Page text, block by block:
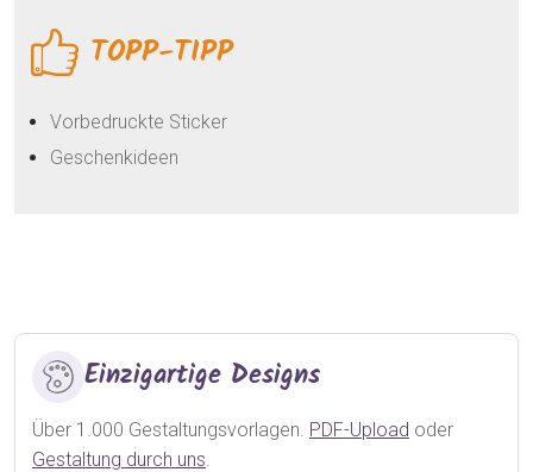
TOPP-TIPP
Vorbedruckte Sticker
Geschenkideen
Einzigartige Designs
Über 1.000 Gestaltungsvorlagen. PDF-Upload oder
Gestaltung durch uns.